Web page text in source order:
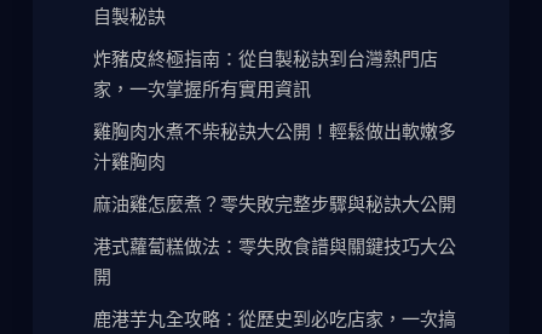
自製秘訣
炸豬皮終極指南：從自製秘訣到台灣熱門店
家，一次掌握所有實用資訊
雞胸肉水煮不柴秘訣大公開！輕鬆做出軟嫩多
汁雞胸肉
麻油雞怎麼煮？零失敗完整步驟與秘訣大公開
港式蘿蔔糕做法：零失敗食譜與關鍵技巧大公
開
鹿港芋丸全攻略：從歷史到必吃店家，一次搞